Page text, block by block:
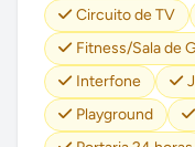
Circuito de TV
Fitness/Sala de
Interfone
Playground